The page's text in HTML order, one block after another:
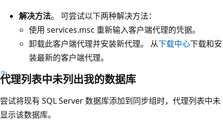
解决方法。 可尝试以下两种解决方法：
使用 services.msc 重新输入客户端代理的凭据。
卸载此客户端代理并安装新代理。 从下载中心下载和安
装最新的客户端代理。
代理列表中未列出我的数据库
尝试将现有 SQL Server 数据库添加到同步组时，代理列表中未
显示该数据库。